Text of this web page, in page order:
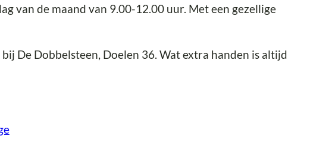
van de maand van 9.00-12.00 uur. Met een gezellige
De Dobbelsteen, Doelen 36. Wat extra handen is altijd